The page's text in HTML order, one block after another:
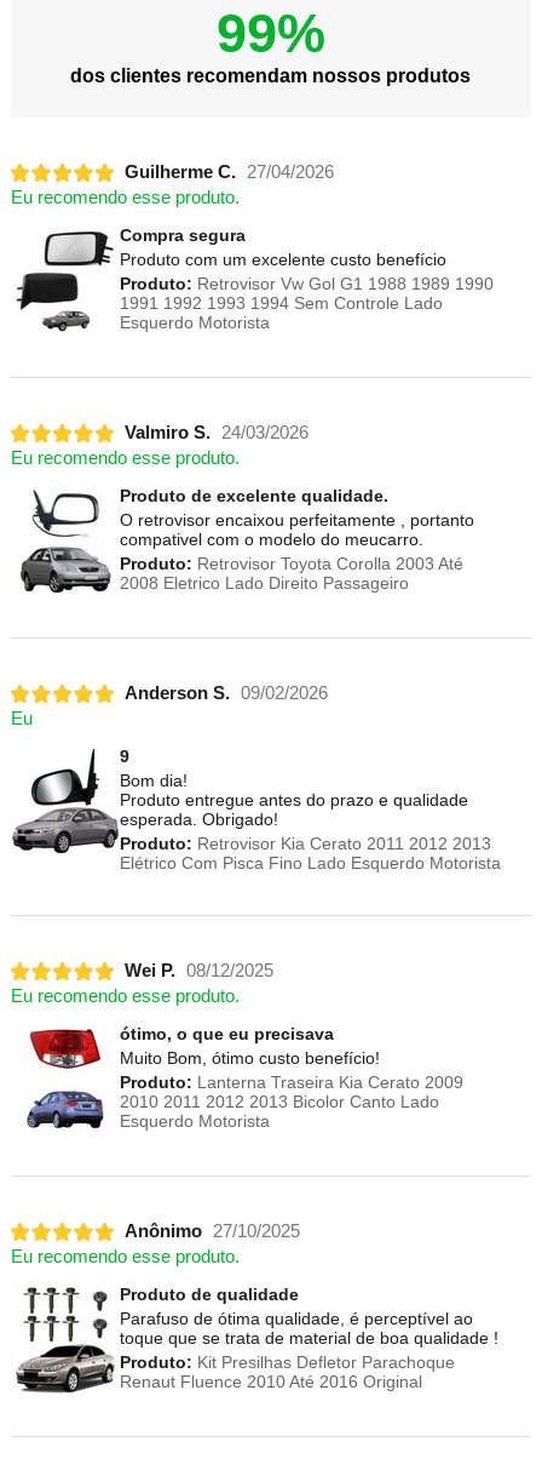
99%
dos clientes recomendam nossos produtos
Guilherme C. 27/04/2026
Eu recomendo esse produto.
Compra segura
Produto com um excelente custo benefício
Produto: Retrovisor Vw Gol G1 1988 1989 1990
1991 1992 1993 1994 Sem Controle Lado
Esquerdo Motorista
Valmiro S. 24/03/2026
Eu recomendo esse produto.
Produto de excelente qualidade.
O retrovisor encaixou perfeitamente , portanto
compativel com o modelo do meucarro.
Produto: Retrovisor Toyota Corolla 2003 Até
2008 Eletrico Lado Direito Passageiro
Anderson S. 09/02/2026
Eu
9
Bom dia!
Produto entregue antes do prazo e qualidade
esperada. Obrigado!
Produto: Retrovisor Kia Cerato 2011 2012 2013
Elétrico Com Pisca Fino Lado Esquerdo Motorista
Wei P. 08/12/2025
Eu recomendo esse produto.
ótimo, o que eu precisava
Muito Bom, ótimo custo benefício!
Produto: Lanterna Traseira Kia Cerato 2009
2010 2011 2012 2013 Bicolor Canto Lado
Esquerdo Motorista
Anônimo 27/10/2025
Eu recomendo esse produto.
Produto de qualidade
Parafuso de ótima qualidade, é perceptível ao
toque que se trata de material de boa qualidade !
Produto: Kit Presilhas Defletor Parachoque
Renaut Fluence 2010 Até 2016 Original